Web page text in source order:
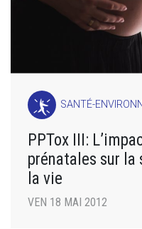
SANTÉ-
PPTox III:
prénatales sur
la vie
VEN 18 MAI 2012